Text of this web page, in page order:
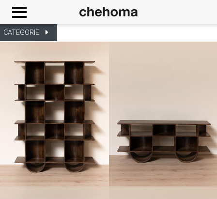
CATEGORIE
Cookies management panel